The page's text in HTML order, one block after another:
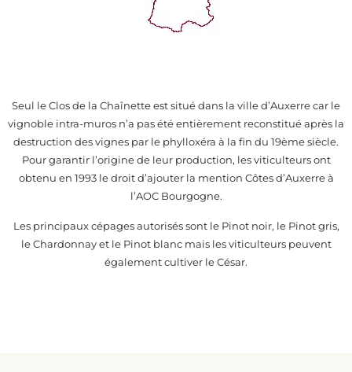
Seul le Clos de la Chaînette est situé dans la ville d’Auxerre car le
vignoble intra-muros n’a pas été entièrement reconstitué après la
destruction des vignes par le phylloxéra à la fin du 19ème siècle.
Pour garantir l’origine de leur production, les viticulteurs ont
obtenu en 1993 le droit d’ajouter la mention Côtes d’Auxerre à
l’AOC Bourgogne.
Les principaux cépages autorisés sont le Pinot noir, le Pinot gris,
le Chardonnay et le Pinot blanc mais les viticulteurs peuvent
également cultiver le César.